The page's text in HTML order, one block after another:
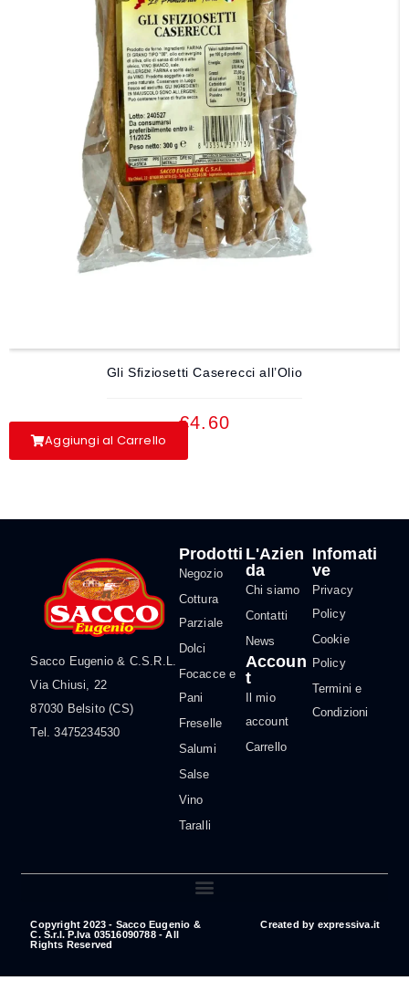
Gli Sfiziosetti Caserecci all’Olio
€4.60
Aggiungi al Carrello
Sacco Eugenio & C.S.R.L.
Via Chiusi, 22
87030 Belsito (CS)
Tel. 3475234530
Prodotti
Negozio
Cottura
Parziale
Dolci
Focacce e
Pani
Freselle
Salumi
Salse
Vino
Taralli
L'Azien
da
Chi siamo
Contatti
News
Accoun
t
Il mio
account
Carrello
Infomati
ve
Privacy
Policy
Cookie
Policy
Termini e
Condizioni
Copyright 2023 - Sacco Eugenio &
C. S.r.l. P.Iva 03516090788 - All
Rights Reserved
Created by expressiva.it